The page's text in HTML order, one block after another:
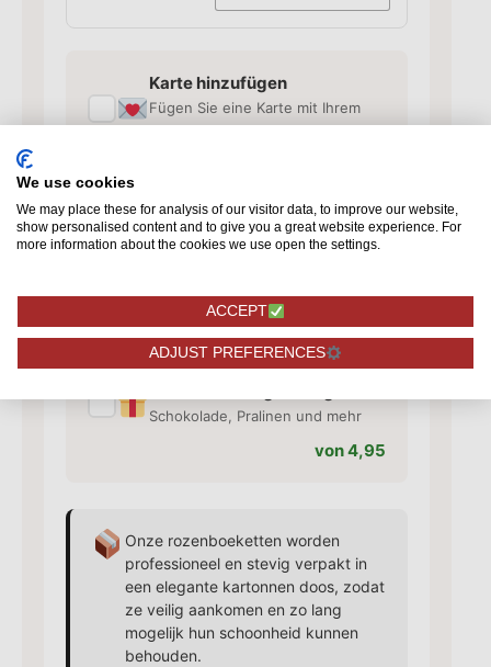
Karte hinzufügen
Fügen Sie eine Karte mit Ihrem
Vase hinzufügen
✓
Schokolade, Pralinen und mehr
von 4,95
Onze rozenboeketten worden
professioneel en stevig verpakt in
een elegante kartonnen doos, zodat
ze veilig aankomen en zo lang
mogelijk hun schoonheid kunnen
behouden.
We use cookies
We may place these for analysis of our visitor data, to improve our website,
show personalised content and to give you a great website experience. For
more information about the cookies we use open the settings.
ACCEPT
ADJUST PREFERENCES